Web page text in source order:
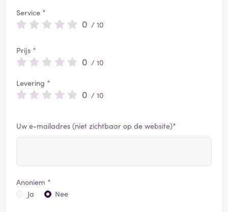
Service *
0 / 10
Prijs *
0 / 10
Levering *
0 / 10
Uw e-mailadres (niet zichtbaar op de website)*
Anoniem *
Ja
Nee